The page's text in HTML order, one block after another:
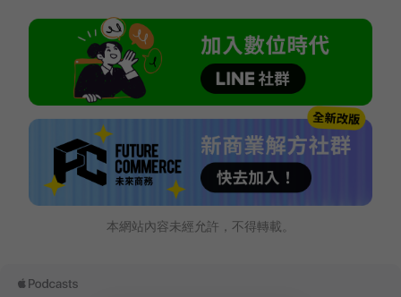
本網站內容未經允許，不得轉載。